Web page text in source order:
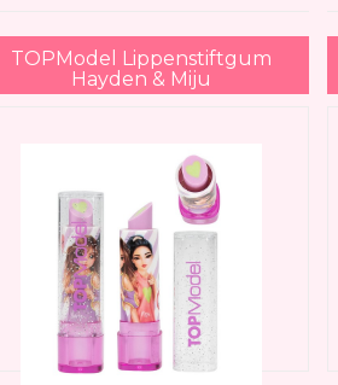
TOPModel Lippenstiftgum
Hayden & Miju